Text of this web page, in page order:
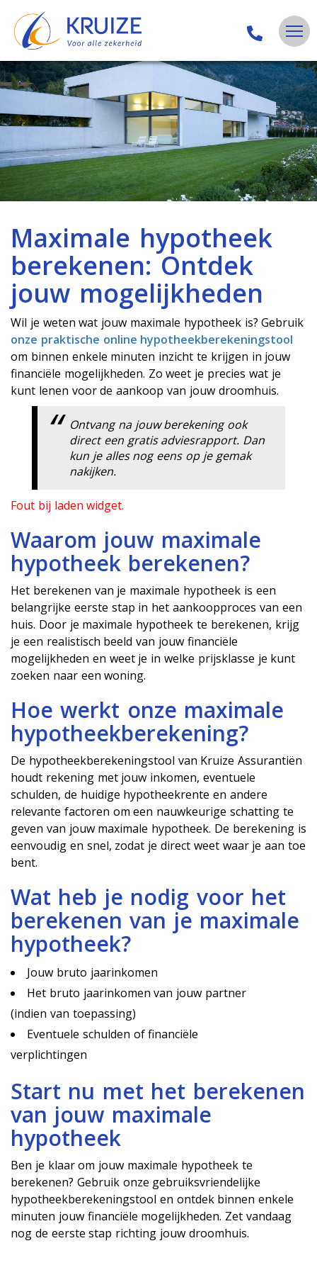
Maximale hypotheek
berekenen: Ontdek
jouw mogelijkheden
Wil je weten wat jouw maximale hypotheek is? Gebruik
onze praktische online hypotheekberekeningstool
om binnen enkele minuten inzicht te krijgen in jouw
financiële mogelijkheden. Zo weet je precies wat je
kunt lenen voor de aankoop van jouw droomhuis.
Ontvang na jouw berekening ook
direct een gratis adviesrapport. Dan
kun je alles nog eens op je gemak
nakijken.
Fout bij laden widget.
Waarom jouw maximale
hypotheek berekenen?
Het berekenen van je maximale hypotheek is een
belangrijke eerste stap in het aankoopproces van een
huis. Door je maximale hypotheek te berekenen, krijg
je een realistisch beeld van jouw financiële
mogelijkheden en weet je in welke prijsklasse je kunt
zoeken naar een woning.
Hoe werkt onze maximale
hypotheekberekening?
De hypotheekberekeningstool van Kruize Assurantiën
houdt rekening met jouw inkomen, eventuele
schulden, de huidige hypotheekrente en andere
relevante factoren om een nauwkeurige schatting te
geven van jouw maximale hypotheek. De berekening is
eenvoudig en snel, zodat je direct weet waar je aan toe
bent.
Wat heb je nodig voor het
berekenen van je maximale
hypotheek?
Jouw bruto jaarinkomen
Het bruto jaarinkomen van jouw partner
(indien van toepassing)
Eventuele schulden of financiële
verplichtingen
Start nu met het berekenen
van jouw maximale
hypotheek
Ben je klaar om jouw maximale hypotheek te
berekenen? Gebruik onze gebruiksvriendelijke
hypotheekberekeningstool en ontdek binnen enkele
minuten jouw financiële mogelijkheden. Zet vandaag
nog de eerste stap richting jouw droomhuis.